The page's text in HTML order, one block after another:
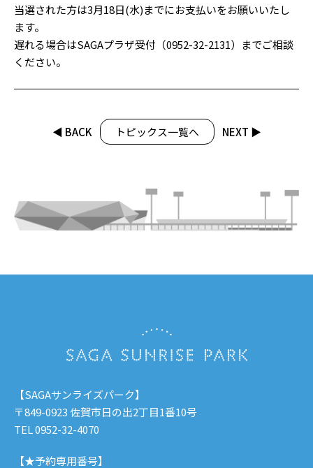
当選された方は3月18日(水)までにお支払いをお願いいたし
ます。
遅れる場合はSAGAプラザ受付（0952-32-2131）までご相談
ください。
◀︎ BACK トピックス一覧へ NEXT ▶︎
【SAGAサンライズパーク】
〒849-0923 佐賀市日の出2丁目1番10号
TEL 0952-32-4070
【★予約専用番号】